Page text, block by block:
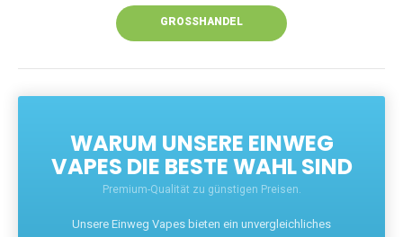
GROSSHANDEL
WARUM UNSERE EINWEG
VAPES DIE BESTE WAHL SIND
Premium-Qualität zu günstigen Preisen.
Unsere Einweg Vapes bieten ein unvergleichliches